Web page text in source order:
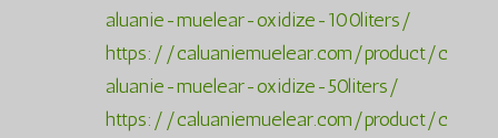
aluanie-muelear-oxidize-100liters/
https://caluaniemuelear.com/product/c
aluanie-muelear-oxidize-50liters/
https://caluaniemuelear.com/product/c